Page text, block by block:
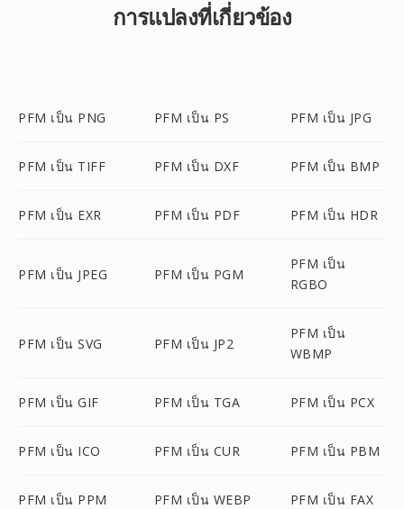
การแปลงที่เกี่ยวข้อง
PFM เป็น PNG PFM เป็น PS PFM เป็น JPG
PFM เป็น TIFF PFM เป็น DXF PFM เป็น BMP
PFM เป็น EXR PFM เป็น PDF PFM เป็น HDR
PFM เป็น JPEG PFM เป็น PGM
PFM เป็น
RGBO
PFM เป็น SVG PFM เป็น JP2
PFM เป็น
WBMP
PFM เป็น GIF PFM เป็น TGA PFM เป็น PCX
PFM เป็น ICO PFM เป็น CUR PFM เป็น PBM
PFM เป็น PPM PFM เป็น WEBP PFM เป็น FAX